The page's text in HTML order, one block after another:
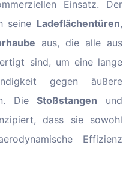
Einsatz. Der
seine Ladeflächentüren,
aus, die alle aus
sind, um eine lange
gegen äußere
DieStoßstangen und
dass sie sowohl
Effizienz